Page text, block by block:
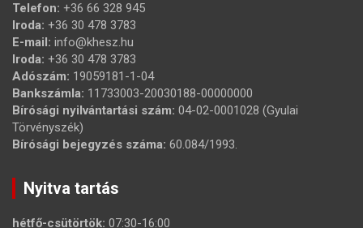
Telefon: +36 66 328 945
Iroda: +36 30 478 3783
E-mail: info@khesz.hu
Iroda: +36 30 478 3783
Adószám: 19059181-1-04
Bankszámla: 11733003-20030188-00000000
Bírósági nyilvántartási szám: 04-02-0001028 (Gyulai
Törvényszék)
Bírósági bejegyzés száma: 60.084/1993.
Nyitva tartás
hétfő-csütörtök: 07:30-16:00